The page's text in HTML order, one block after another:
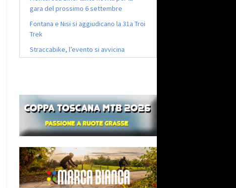
gara del prossimo 6 settembre
Fontana e Nisi si aggiudicano la 31a Troi
Trek
Straccabike, l’evento si avvicina